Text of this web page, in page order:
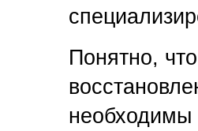
Понятно,